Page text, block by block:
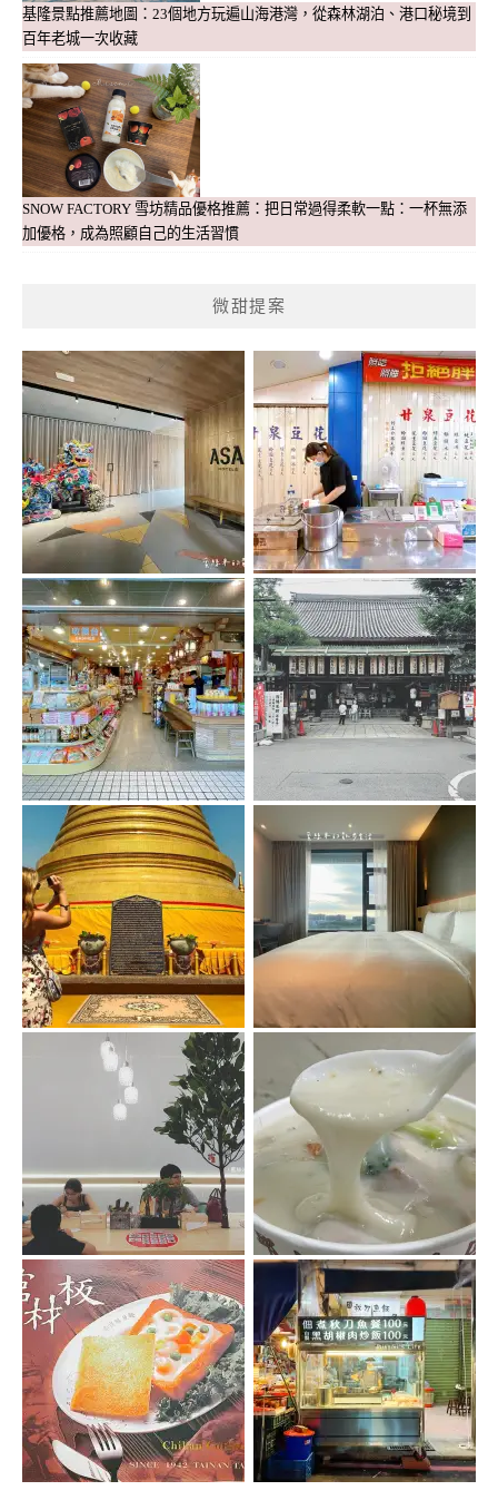
基隆景點推薦地圖：23個地方玩遍山海港灣，從森林湖泊、港口秘境到
百年老城一次收藏
SNOW FACTORY 雪坊精品優格推薦：把日常過得柔軟一點：一杯無添
加優格，成為照顧自己的生活習慣
微甜提案